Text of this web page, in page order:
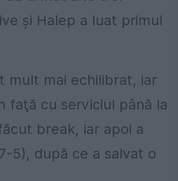
şi Halep a luat primul
mult mai echilibrat, iar
faţă cu serviciul până la
break, iar apoi a
5), după ce a salvat o